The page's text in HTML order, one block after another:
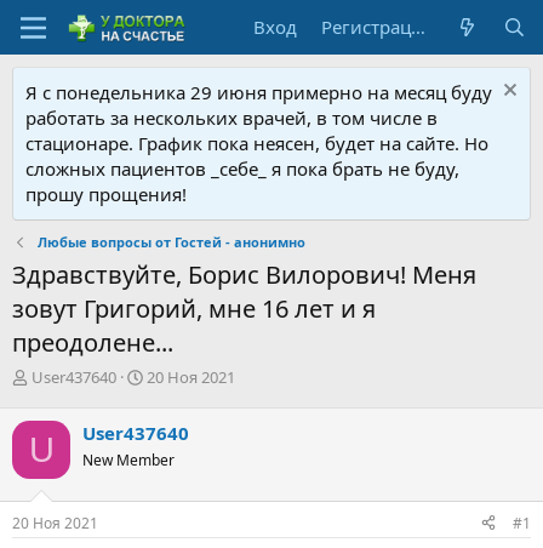
Вход Регистрация
Я с понедельника 29 июня примерно на месяц буду
работать за нескольких врачей, в том числе в
стационаре. График пока неясен, будет на сайте. Но
сложных пациентов _себе_ я пока брать не буду,
прошу прощения!
Любые вопросы от Гостей - анонимно
Здравствуйте, Борис Вилорович! Меня
зовут Григорий, мне 16 лет и я
преодолене...
А
т
о
р
т
е
м
User437640
Д
а
н
ч
20 Ноя 2021
U User437640
New Member
20 Ноя 2021 #1